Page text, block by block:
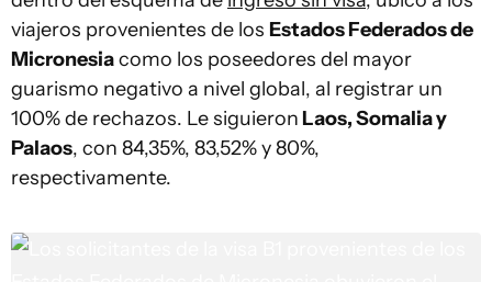
viajeros provenientes de los Estados Federados de
Micronesiacomo los poseedores del mayor
guarismo negativo a nivel global, al registrar un
100% de rechazos. Le siguieron Laos, Somalia y
Palaos, con 84,35%, 83,52% y 80%,
respectivamente.